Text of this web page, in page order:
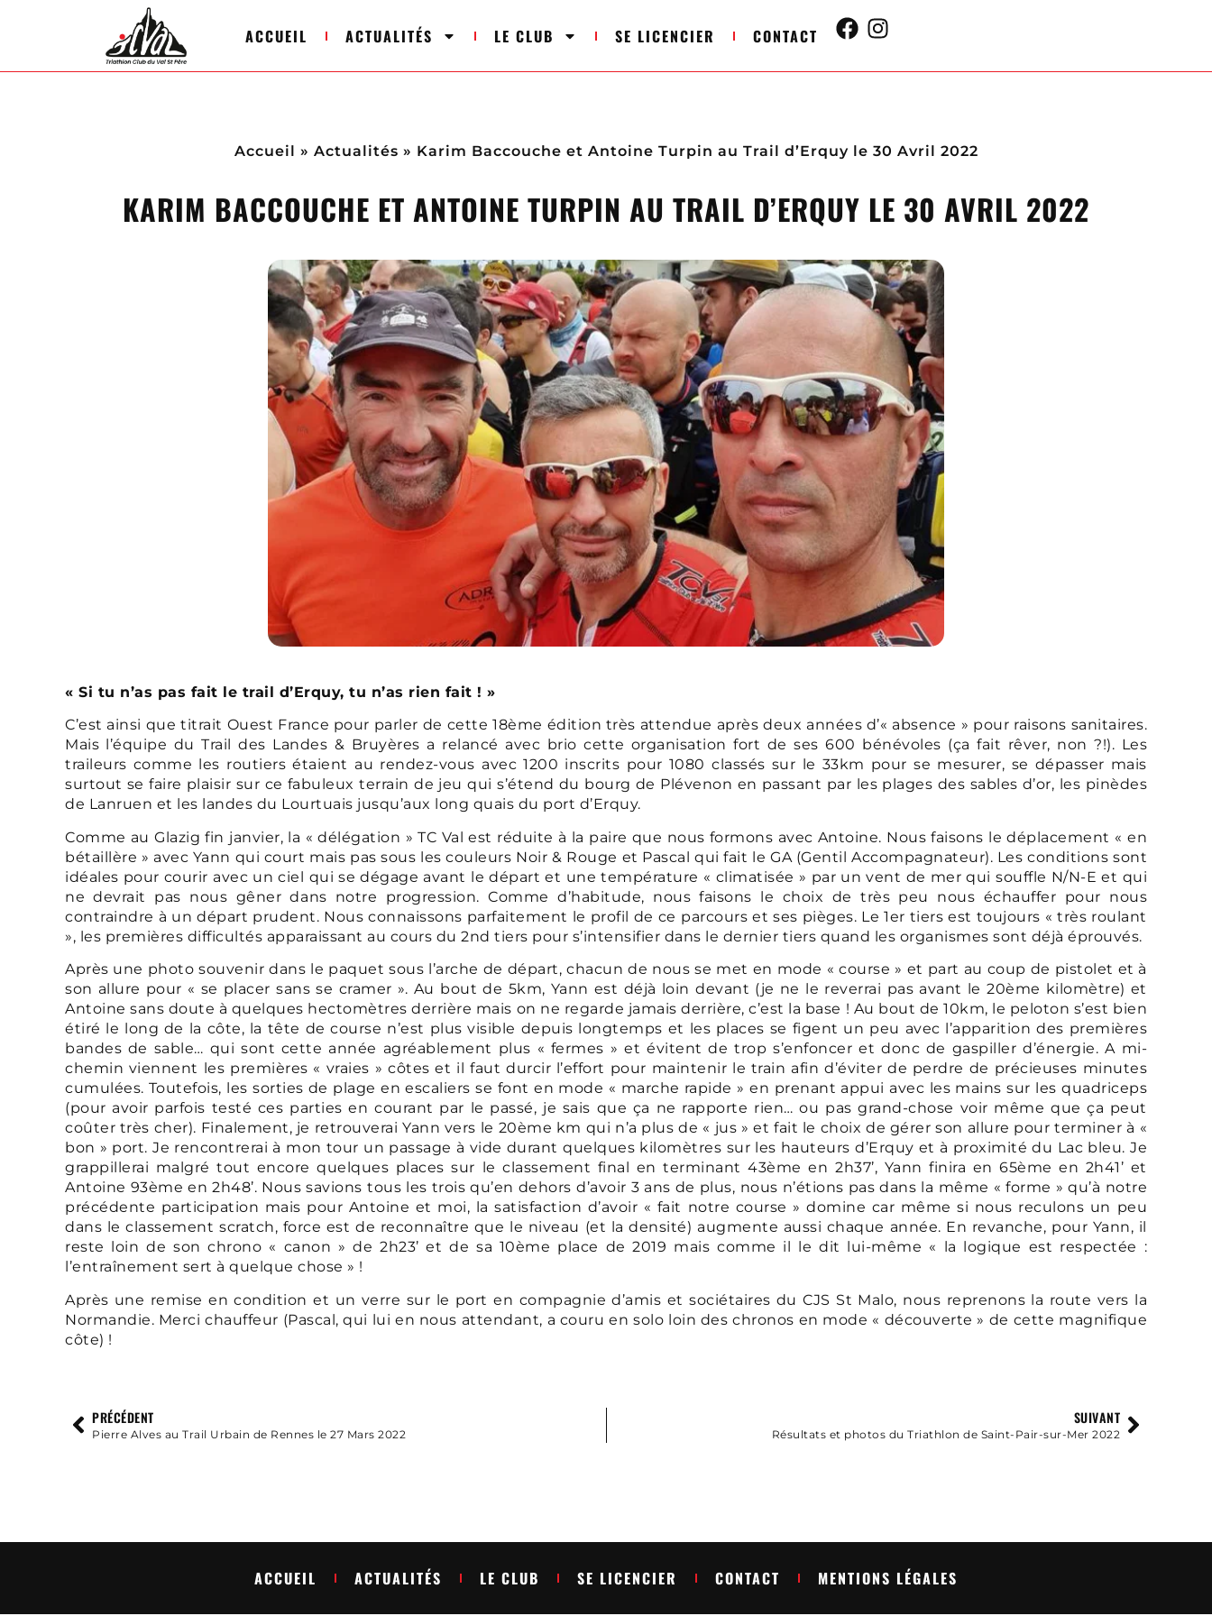
ACCUEIL ACTUALITÉS LE CLUB SE LICENCIER CONTACT
Accueil » Actualités » Karim Baccouche et Antoine Turpin au Trail d’Erquy le 30 Avril 2022
KARIM BACCOUCHE ET ANTOINE TURPIN AU TRAIL D’ERQUY LE 30 AVRIL 2022
« Si tu n’as pas fait le trail d’Erquy, tu n’as rien fait ! »
C’est ainsi que titrait Ouest France pour parler de cette 18ème édition très attendue après deux années d’« absence » pour raisons sanitaires.
Mais l’équipe du Trail des Landes & Bruyères a relancé avec brio cette organisation fort de ses 600 bénévoles (ça fait rêver, non ?!). Les
traileurs comme les routiers étaient au rendez-vous avec 1200 inscrits pour 1080 classés sur le 33km pour se mesurer, se dépasser mais
surtout se faire plaisir sur ce fabuleux terrain de jeu qui s’étend du bourg de Plévenon en passant par les plages des sables d’or, les pinèdes
de Lanruen et les landes du Lourtuais jusqu’aux long quais du port d’Erquy.
Comme au Glazig fin janvier, la « délégation » TC Val est réduite à la paire que nous formons avec Antoine. Nous faisons le déplacement « en
bétaillère » avec Yann qui court mais pas sous les couleurs Noir & Rouge et Pascal qui fait le GA (Gentil Accompagnateur). Les conditions sont
idéales pour courir avec un ciel qui se dégage avant le départ et une température « climatisée » par un vent de mer qui souffle N/N-E et qui
ne devrait pas nous gêner dans notre progression. Comme d’habitude, nous faisons le choix de très peu nous échauffer pour nous
contraindre à un départ prudent. Nous connaissons parfaitement le profil de ce parcours et ses pièges. Le 1er tiers est toujours « très roulant
», les premières difficultés apparaissant au cours du 2nd tiers pour s’intensifier dans le dernier tiers quand les organismes sont déjà éprouvés.
Après une photo souvenir dans le paquet sous l’arche de départ, chacun de nous se met en mode « course » et part au coup de pistolet et à
son allure pour « se placer sans se cramer ». Au bout de 5km, Yann est déjà loin devant (je ne le reverrai pas avant le 20ème kilomètre) et
Antoine sans doute à quelques hectomètres derrière mais on ne regarde jamais derrière, c’est la base ! Au bout de 10km, le peloton s’est bien
étiré le long de la côte, la tête de course n’est plus visible depuis longtemps et les places se figent un peu avec l’apparition des premières
bandes de sable… qui sont cette année agréablement plus « fermes » et évitent de trop s’enfoncer et donc de gaspiller d’énergie. A mi-
chemin viennent les premières « vraies » côtes et il faut durcir l’effort pour maintenir le train afin d’éviter de perdre de précieuses minutes
cumulées. Toutefois, les sorties de plage en escaliers se font en mode « marche rapide » en prenant appui avec les mains sur les quadriceps
(pour avoir parfois testé ces parties en courant par le passé, je sais que ça ne rapporte rien… ou pas grand-chose voir même que ça peut
coûter très cher). Finalement, je retrouverai Yann vers le 20ème km qui n’a plus de « jus » et fait le choix de gérer son allure pour terminer à «
bon » port. Je rencontrerai à mon tour un passage à vide durant quelques kilomètres sur les hauteurs d’Erquy et à proximité du Lac bleu. Je
grappillerai malgré tout encore quelques places sur le classement final en terminant 43ème en 2h37’, Yann finira en 65ème en 2h41’ et
Antoine 93ème en 2h48’. Nous savions tous les trois qu’en dehors d’avoir 3 ans de plus, nous n’étions pas dans la même « forme » qu’à notre
précédente participation mais pour Antoine et moi, la satisfaction d’avoir « fait notre course » domine car même si nous reculons un peu
dans le classement scratch, force est de reconnaître que le niveau (et la densité) augmente aussi chaque année. En revanche, pour Yann, il
reste loin de son chrono « canon » de 2h23’ et de sa 10ème place de 2019 mais comme il le dit lui-même « la logique est respectée :
l’entraînement sert à quelque chose » !
Après une remise en condition et un verre sur le port en compagnie d’amis et sociétaires du CJS St Malo, nous reprenons la route vers la
Normandie. Merci chauffeur (Pascal, qui lui en nous attendant, a couru en solo loin des chronos en mode « découverte » de cette magnifique
côte) !
PRÉCÉDENT
Pierre Alves au Trail Urbain de Rennes le 27 Mars 2022
SUIVANT
Résultats et photos du Triathlon de Saint-Pair-sur-Mer 2022
ACCUEIL ACTUALITÉS LE CLUB SE LICENCIER CONTACT MENTIONS LÉGALES